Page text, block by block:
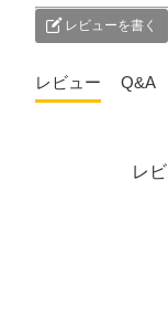
レビューを書く
レビュー Q&A
レ